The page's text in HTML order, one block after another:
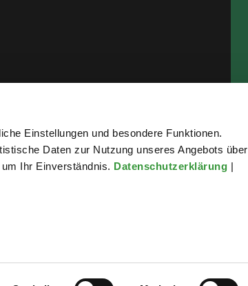
Einstellungen und besondere Funktionen.
Daten zur Nutzung unseres Angebots über
Ihr Einverständnis. Datenschutzerklärung |